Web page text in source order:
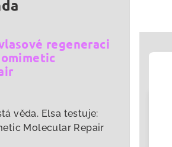
regeneraci
věda. Elsa testuje:
Molecular Repair